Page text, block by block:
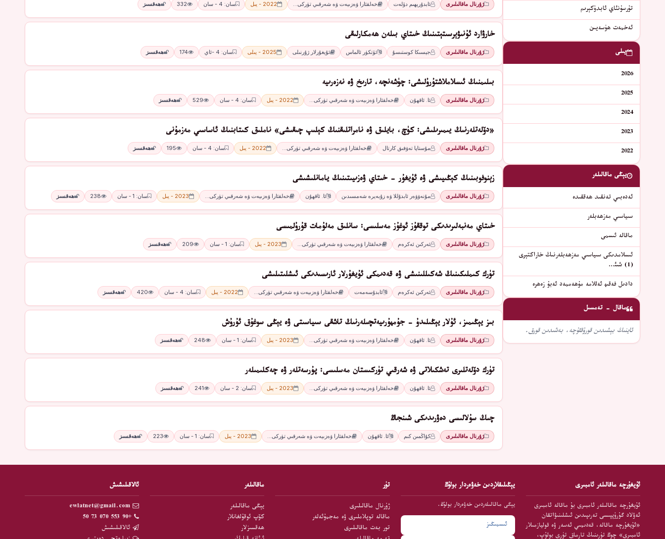
ژۇرنال ماقالىلىرى ئابدۇرېھىم دۆلەت خەلقئارا ۋەزىيەت ۋە شەرقىي تۈركى… 2022 - يىل سان: 4 - سان 332 ھەقسىز
ﺧﺎﺭﯞﺍﺭﺩ ﺋﯘﻧﯩﯟﯦﺮﺳﯩﺘﯧﺘﯩﻨﯩﯔ ﺧﯩﺘﺎﻱ ﺑﯩﻠﻪﻥ ھەمكارلىقى
ژۇرنال ماقالىلىرى ﺟﯧﺴﯩﻜﺎ ﻛﻮﺳﺘﯩﺴﯘ ﺋﯚﺗﻜﯜﺭ ﺋﺎﻟﻤﺎﺱ ئۇيغۇرلار ژۇرنىلى 2025 - يىلى سان: 4 -ئاي 174 ھەقسىز
بىلىمنىڭ ئىسلاملاشتۇرۇلىشى: چۈشەنچە، تارىخ ۋە نەزەرىيە
ژۇرنال ماقالىلىرى ئا. ئاقھۇن خەلقئارا ۋەزىيەت ۋە شەرقىي تۈركى… 2022 - يىل سان: 4 - سان 529 ھەقسىز
«دۆلەتلەرنىڭ يىمىرىلىشى: كۈچ، بايلىق ۋە نامراتلىقنىڭ كېلىپ چىقىشى» ناملىق كىتابنىڭ ئاساسىي مەزمۇنى
ژۇرنال ماقالىلىرى مۇستاپا تەۋفىق كارتال خەلقئارا ۋەزىيەت ۋە شەرقىي تۈركى… 2022 - يىل سان: 4 - سان 195 ھەقسىز
زېنوفوبىنىڭ كېڭىيىشى ۋە ئۇيغۇر - خىتاي ۋەزىيىتىنىڭ يامانلىشىشى
ژۇرنال ماقالىلىرى مۇنەۋۋەر ئابدۇللا ۋە زۇبەيرە شەمسىدىن ئا. ئاقھۇن خەلقئارا ۋەزىيەت ۋە شەرقىي تۈركى… 2023 - يىل سان: 1 - سان 238 ھەقسىز
خىتاي مەنبەلىرىدىكى توققۇز ئوغۇز مەسلىسى: سانلىق مەلۇمات قۇرۇلمىسى
ژۇرنال ماقالىلىرى ئەركىن ئەكرەم خەلقئارا ۋەزىيەت ۋە شەرقىي تۈركى… 2023 - يىل سان: 1 - سان 209 ھەقسىز
تۈرك كىملىكىنىڭ شەكىللىنىشى ۋە قەدىمكى ئۇيغۇرلار ئارىسىدىكى ئىشلىتىلىشى
ژۇرنال ماقالىلىرى ئەركىن ئەكرەم ئابدۇسەمەت خەلقئارا ۋەزىيەت ۋە شەرقىي تۈركى… 2022 - يىل سان: 4 - سان 420 ھەقسىز
بىز يېڭىمىز، ئۇلار يېڭىلىدۇ - جۇمھۇرىيەتچىلەرنىڭ تاشقى سىياسىتى ۋە يېڭى سوغۇق ئۇرۇش
ژۇرنال ماقالىلىرى ئا. ئاقھۇن خەلقئارا ۋەزىيەت ۋە شەرقىي تۈركى… 2023 - يىل سان: 1 - سان 248 ھەقسىز
تۈرك دۆلەتلىرى تەشكىلاتى ۋە شەرقىي تۈركىستان مەسلىسى: پۇرسەتلەر ۋە چەكلىمىلەر
ژۇرنال ماقالىلىرى ئا. ئاقھۇن خەلقئارا ۋەزىيەت ۋە شەرقىي تۈركى… 2023 - يىل سان: 2 - سان 241 ھەقسىز
چىڭ سۇلالىسى دەۋرىدىكى شىنجاڭ
ژۇرنال ماقالىلىرى كۇاڭمىن كىم ئا. ئاقھۇن خەلقئارا ۋەزىيەت ۋە شەرقىي تۈركى… 2023 - يىل سان: 1 - سان 223 ھەقسىز
تۇرسۇنئاي ئابدۇكېرىم
ئەخمەت ھۈسەيىن
يىلى
2026
2025
2024
2023
2022
يېڭى ماقالىلەر
ئەدەبىي تەنقىد ھەققىدە
سىياسىي مەزھەبلەر
ماقالە ئىسمى
ئىسلامدىكى سىياسىي مەزھەبلەرنىڭ خاراكتېرى
(1) شىئ…
دادىل فەقىھ ئەللامە مۇھەممەد ئەبۇ زەھرە
ماقال - تەمسىل
ئاينىڭ بېشىدىن قورۇققۇچە، بەشىدىن قورق.
ئۇيغۇرچە ماقالىلەر ئامبىرى
ئۇيغۇرچە ماقالىلەر ئامبىرى بۇ ماقالە ئامبىرى
ئەۋلاد گۇرۇپپىسى تەرىپىدىن ئىشلىنىۋاتقان
«ئۇيغۇرچە ماقالە، قەدىمىي ئەسەر ۋە قوليازمىلار
ئامبىرى» چوڭ تۈرىنىڭ تارماق تۈرى بولۇپ،
يېڭىلىقلاردىن خەۋەردار بولۇڭ
يېڭى ماقالىلەردىن خەۋەردار بولۇڭ.
تۈر
ژۇرنال ماقالىلىرى
ماقالە توپلاملىرى ۋە مەجمۇئەلەر
تور بەت ماقالىلىرى
ماقالىلەر
يېڭى ماقالىلەر
كۆپ ئوقۇلغانلار
ھەقسىزلار
ئالاقىلىشىش
ewlatnet@gmail.com
+90 553 070 73 50
ئالاقىلىشىش